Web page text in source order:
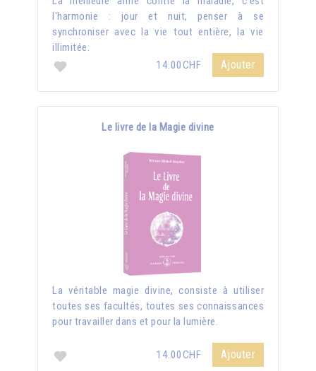
l'harmonie : jour et nuit, penser à se
synchroniser avec la vie tout entière, la vie
illimitée.
14.00CHF
Ajouter
Le livre de la Magie divine
La véritable magie divine, consiste à utiliser
toutes ses facultés, toutes ses connaissances
pour travailler dans et pour la lumière.
14.00CHF Ajouter